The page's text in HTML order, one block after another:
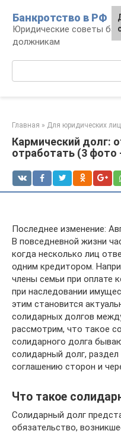
контенту
Банкротство в РФ
Юридические советы
должникам
Главная » Для юридических лиц
Кармический долг:
отработать (3 фото
Последнее изменение:
В повседневной жизни
когда несколько лиц
одним кредитором.
члены семьи при оплате
при наследовании
этим становится
солидарных долгов
рассмотрим, что такое
солидарного долга
солидарный долг,
соглашению сторон и
Что такое
Солидарный долг
обязательство,